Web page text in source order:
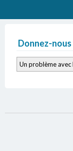
Donnez-
Un problème